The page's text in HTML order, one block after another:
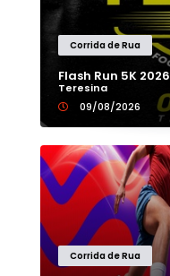
Corrida de Rua
Flash Run 5K 2026
Teresina
09/08/2026
Corrida de Rua